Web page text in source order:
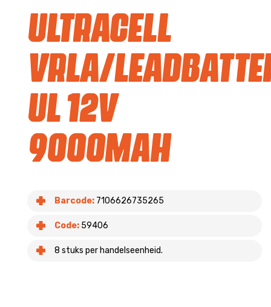
Ultracell
VRLA/
UL 12v
9000mah
Barcode: 7106626735265
Code: 59406
8 stuks per handelseenheid.